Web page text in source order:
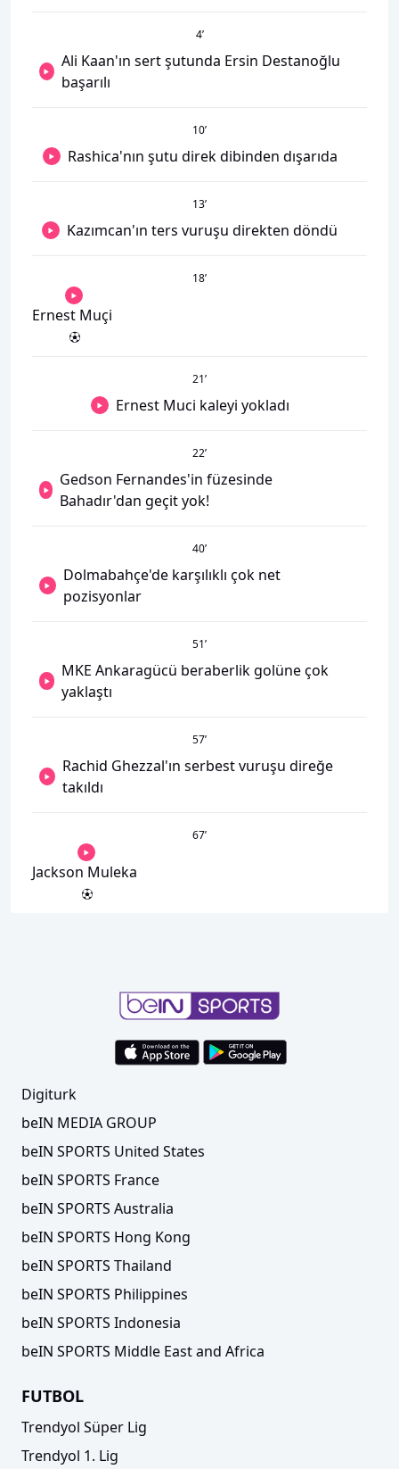
4’
Ali Kaan'ın sert şutunda Ersin Destanoğlu
başarılı
10’
Rashica'nın şutu direk dibinden dışarıda
13’
Kazımcan'ın ters vuruşu direkten döndü
18’
Ernest Muçi
21’
Ernest Muci kaleyi yokladı
22’
Gedson Fernandes'in füzesinde
Bahadır'dan geçit yok!
40’
Dolmabahçe'de karşılıklı çok net
pozisyonlar
51’
MKE Ankaragücü beraberlik golüne çok
yaklaştı
57’
Rachid Ghezzal'ın serbest vuruşu direğe
takıldı
67’
Jackson Muleka
Digiturk
beIN MEDIA GROUP
beIN SPORTS United States
beIN SPORTS France
beIN SPORTS Australia
beIN SPORTS Hong Kong
beIN SPORTS Thailand
beIN SPORTS Philippines
beIN SPORTS Indonesia
beIN SPORTS Middle East and Africa
FUTBOL
Trendyol Süper Lig
Trendyol 1. Lig